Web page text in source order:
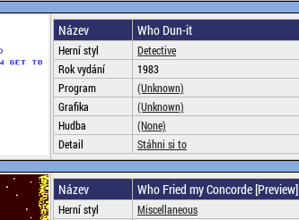
Název Who Dun-it
Herní styl
Detective
Rok vydání
1983
Program
(Unknown)
Grafika
(Unknown)
Hudba
(None)
Detail
Stáhni si to
Název Who Fried my Concorde [Preview]
Herní styl
Miscellaneous